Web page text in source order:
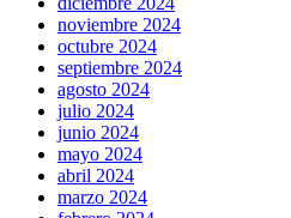
noviembre 2024
octubre 2024
septiembre 2024
agosto 2024
julio 2024
junio 2024
mayo 2024
abril 2024
marzo 2024